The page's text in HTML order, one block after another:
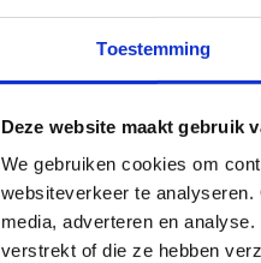
Toestemming
Deze website maakt gebruik
We gebruiken cookies om
websiteverkeer te
media, adverteren en
verstrekt of die ze hebben
Is jullie school de afgelopen 2